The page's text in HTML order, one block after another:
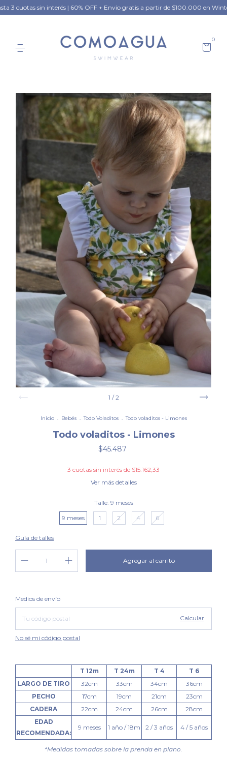
sin interés | 60% OFF + Envío gratis a partir de $100.000 en Winter
0
1 /2
Inicio . Bebés . Todo Voladitos . Todo voladitos - Limones
Todo voladitos - Limones
$45.487
3 cuotas sin interés de $15.162,33
Ver más detalles
Talle: 9 meses
9 meses
1 2 4 6
Guía de talles
Entregas para el CP:
Medios de envío
Calcular
No sé mi código postal
T 12m T 24m T 4
T 6
LARGO DE TIRO
32cm 33cm 34cm
36cm
PECHO
17cm 19cm 21cm
23cm
CADERA
22cm 24cm 26cm
28cm
EDAD
RECOMENDADA:
9 meses 1 año / 18m 2 / 3 años 4 / 5 años
*Medidas tomadas sobre la prenda en plano.